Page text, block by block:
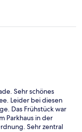
Sehr schönes
Leider bei diesen
Das Frühstück war
Parkhaus in der
Sehr zentral